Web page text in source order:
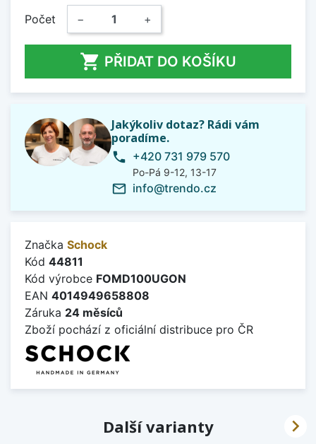
Počet − +
 PŘIDAT DO KOŠÍKU
Jakýkoliv dotaz? Rádi vám
poradíme.
phone +420 731 979 570
Po-Pá 9-12, 13-17
mail_outline info@trendo.cz
Značka Schock
Kód 44811
Kód výrobce FOMD100UGON
EAN 4014949658808
Záruka 24 měsíců
Zboží pochází z oficiální distribuce pro ČR
Další varianty 